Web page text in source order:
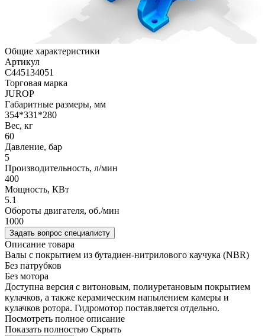
Общие характеристики
Артикул
C445134051
Торговая марка
JUROP
Габаритные размеры, мм
354*331*280
Вес, кг
60
Давление, бар
5
Производительность, л/мин
400
Мощность, КВт
5.1
Обороты двигателя, об./мин
1000
Задать вопрос специалисту
Описание товара
Валы с покрытием из бутадиен-нитрилового каучука (NBR)
Без патрубков
Без мотора
Доступна версия с витоновым, полиуретановым покрытием
кулачков, а также керамическим напылением камеры и
кулачков ротора. Гидромотор поставляется отдельно.
Посмотреть полное описание
Показать полностью Скрыть